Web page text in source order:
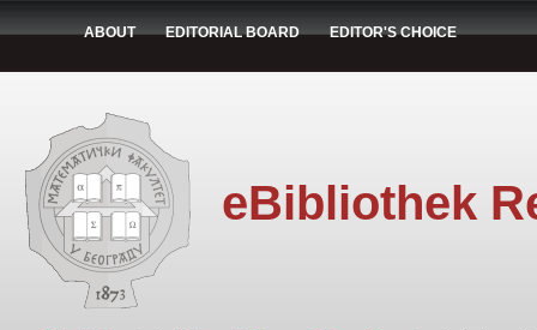
ABOUT EDITORIAL BOARD EDITOR'S CHOICE
eBibliothek